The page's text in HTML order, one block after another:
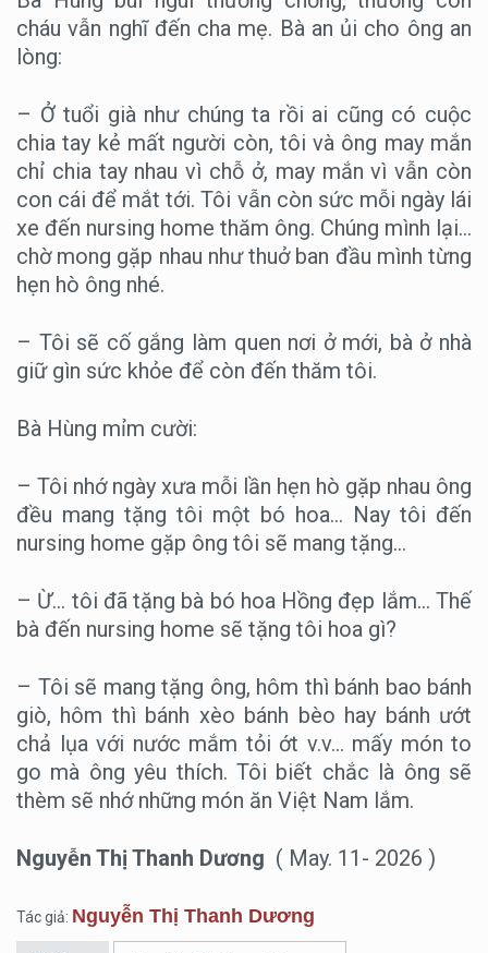
cháu vẫn nghĩ đến cha mẹ. Bà an ủi cho ông an
lòng:
– Ở tuổi già như chúng ta rồi ai cũng có cuộc
chia tay kẻ mất người còn, tôi và ông may mắn
chỉ chia tay nhau vì chỗ ở, may mắn vì vẫn còn
con cái để mắt tới. Tôi vẫn còn sức mỗi ngày lái
xe đến nursing home thăm ông. Chúng mình lại…
chờ mong gặp nhau như thuở ban đầu mình từng
hẹn hò ông nhé.
– Tôi sẽ cố gắng làm quen nơi ở mới, bà ở nhà
giữ gìn sức khỏe để còn đến thăm tôi.
Bà Hùng mỉm cười:
– Tôi nhớ ngày xưa mỗi lần hẹn hò gặp nhau ông
đều mang tặng tôi một bó hoa… Nay tôi đến
nursing home gặp ông tôi sẽ mang tặng…
– Ừ… tôi đã tặng bà bó hoa Hồng đẹp lắm… Thế
bà đến nursing home sẽ tặng tôi hoa gì?
– Tôi sẽ mang tặng ông, hôm thì bánh bao bánh
giò, hôm thì bánh xèo bánh bèo hay bánh ướt
chả lụa với nước mắm tỏi ớt v.v… mấy món to
go mà ông yêu thích. Tôi biết chắc là ông sẽ
thèm sẽ nhớ những món ăn Việt Nam lắm.
Nguyễn Thị Thanh Dương ( May. 11- 2026 )
Tác giả: Nguyễn Thị Thanh Dương